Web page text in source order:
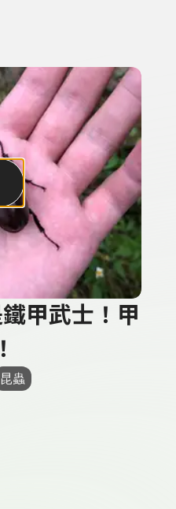
、主持人或關鍵字
甲武士！甲
昆蟲